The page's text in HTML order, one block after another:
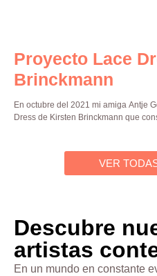
Proyecto Lace
Brinckmann
En octubre del 2021 mi amiga Antje
Dress de Kirsten Brinckmann que
VER
Descubre
artistas
En un mundo en constante